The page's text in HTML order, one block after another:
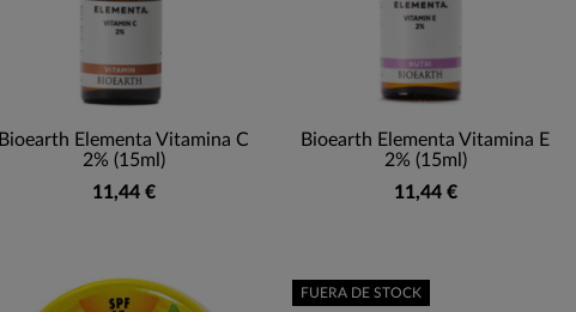
Bioearth Elementa Vitamina C
2% (15ml)
11,44 €
Bioearth Elementa Vitamina E
2% (15ml)
11,44 €
FUERA DE STOCK